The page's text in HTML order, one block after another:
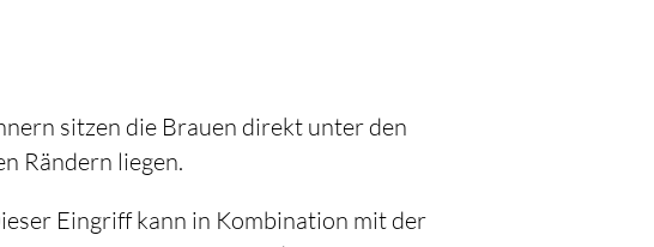
sitzen die Brauen direkt unter den
Rändern liegen.
Eingriff kann in Kombination mit der